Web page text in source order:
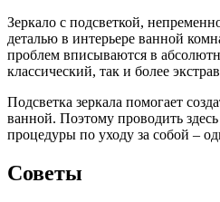
Зеркало с подсветкой,
деталью в интерьере ванной
проблем вписываются в
классический, так и более
Подсветка зеркала помогает
ванной. Поэтому проводить
процедуры по уходу за собой –
Советы